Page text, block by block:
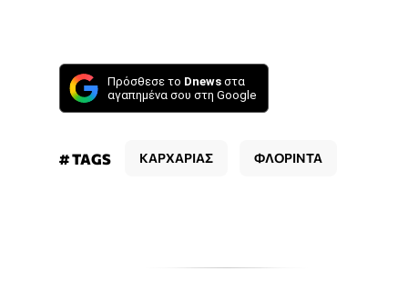
Πρόσθεσε το Dnews στα
αγαπημένα σου στη Google
# TAGS ΚΑΡΧΑΡΙΑΣ ΦΛΟΡΙΝΤΑ